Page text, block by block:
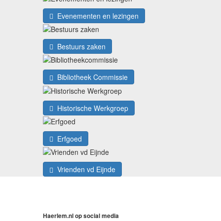
Evenementen en lezingen
Bestuurs zaken
Bibliotheek Commissie
Historische Werkgroep
Erfgoed
Vrienden vd Eijnde
Haerlem.nl op social media